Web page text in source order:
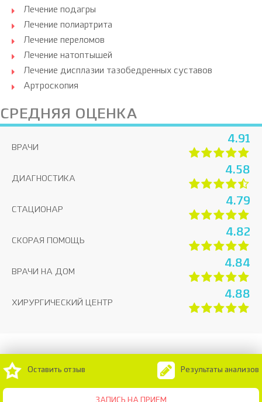
Лечение подагры
Лечение полиартрита
Лечение переломов
Лечение натоптышей
Лечение дисплазии тазобедренных суставов
Артроскопия
СРЕДНЯЯ ОЦЕНКА
ВРАЧИ
4.91
ДИАГНОСТИКА
4.58
СТАЦИОНАР
4.79
СКОРАЯ ПОМОЩЬ
4.82
ВРАЧИ НА ДОМ
4.84
ХИРУРГИЧЕСКИЙ ЦЕНТР
4.88
Оставить отзыв Результаты анализов